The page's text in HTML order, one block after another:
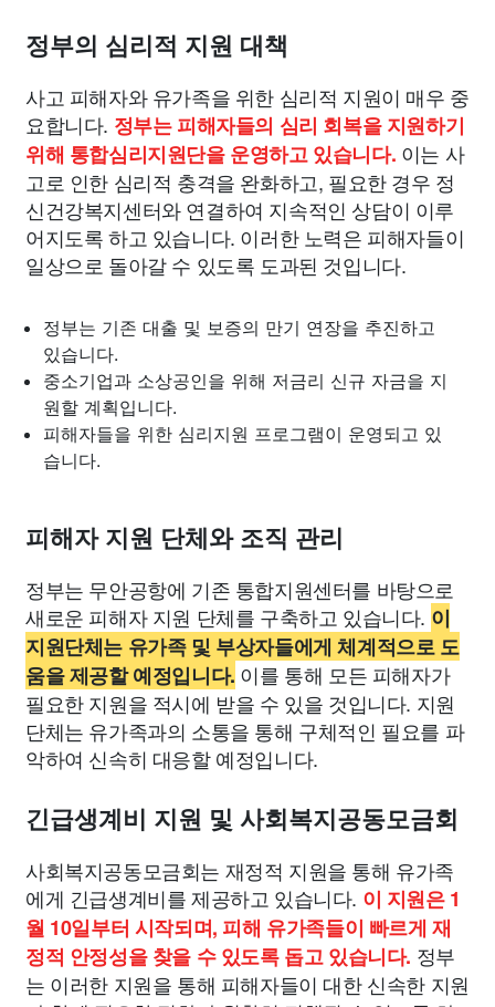
정부의 심리적 지원 대책
사고 피해자와 유가족을 위한 심리적 지원이 매우 중
요합니다. 정부는 피해자들의 심리 회복을 지원하기
위해 통합심리지원단을 운영하고 있습니다. 이는 사
고로 인한 심리적 충격을 완화하고, 필요한 경우 정
신건강복지센터와 연결하여 지속적인 상담이 이루
어지도록 하고 있습니다. 이러한 노력은 피해자들이
일상으로 돌아갈 수 있도록 도과된 것입니다.
정부는 기존 대출 및 보증의 만기 연장을 추진하고
있습니다.
중소기업과 소상공인을 위해 저금리 신규 자금을 지
원할 계획입니다.
피해자들을 위한 심리지원 프로그램이 운영되고 있
습니다.
피해자 지원 단체와 조직 관리
정부는 무안공항에 기존 통합지원센터를 바탕으로
새로운 피해자 지원 단체를 구축하고 있습니다. 이
지원단체는 유가족 및 부상자들에게 체계적으로 도
움을 제공할 예정입니다. 이를 통해 모든 피해자가
필요한 지원을 적시에 받을 수 있을 것입니다. 지원
단체는 유가족과의 소통을 통해 구체적인 필요를 파
악하여 신속히 대응할 예정입니다.
긴급생계비 지원 및 사회복지공동모금회
사회복지공동모금회는 재정적 지원을 통해 유가족
에게 긴급생계비를 제공하고 있습니다. 이 지원은 1
월 10일부터 시작되며, 피해 유가족들이 빠르게 재
정적 안정성을 찾을 수 있도록 돕고 있습니다. 정부
는 이러한 지원을 통해 피해자들이 대한 신속한 지원